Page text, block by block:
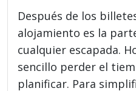
Después de los
alojamiento es la
cualquier escapada.
sencillo perder el
planificar. Para